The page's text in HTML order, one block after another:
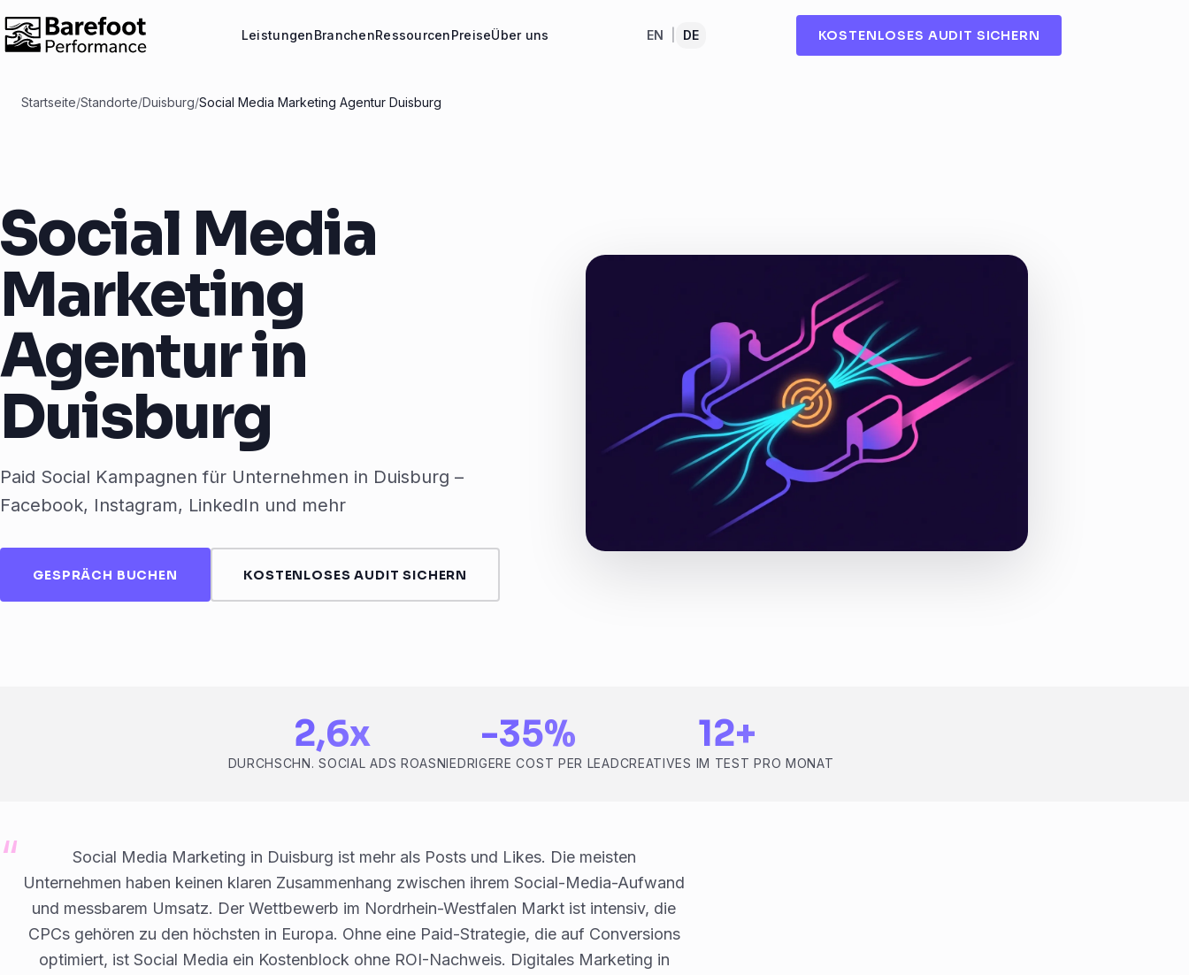
LeistungenBranchenRessourcenPreiseÜber uns EN DE KOSTENLOSES AUDIT SICHERN
Startseite/Standorte/Duisburg/Social Media Marketing Agentur Duisburg
Social Media
Marketing
Agentur in
Duisburg
Paid Social Kampagnen für Unternehmen in Duisburg –
Facebook, Instagram, LinkedIn und mehr
GESPRÄCH BUCHEN KOSTENLOSES AUDIT SICHERN
2,6x
DURCHSCHN. SOCIAL ADS ROAS
-35%
NIEDRIGERE COST PER LEAD
12+
CREATIVES IM TEST PRO MONAT
Social Media Marketing in Duisburg ist mehr als Posts und Likes. Die meisten
Unternehmen haben keinen klaren Zusammenhang zwischen ihrem Social-Media-Aufwand
und messbarem Umsatz. Der Wettbewerb im Nordrhein-Westfalen Markt ist intensiv, die
CPCs gehören zu den höchsten in Europa. Ohne eine Paid-Strategie, die auf Conversions
optimiert, ist Social Media ein Kostenblock ohne ROI-Nachweis. Digitales Marketing in